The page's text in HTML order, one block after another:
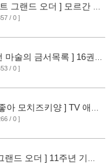
그랜드 오더 ] 모르간 르
[6]
/ 0 ]
마술의 금서목록 ] 16권
/ 0 ]
아 모치즈키양 ] TV 애니
/ 0 ]
랜드 오더 ] 11주년 기념